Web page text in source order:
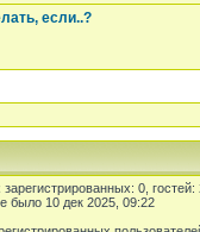
если..?
зарегистрированных: 0,
было 10 дек 2025, 09:22